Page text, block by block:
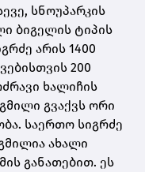
სნოუპარკის
ბიგელის ტიპის
არის 1400
200
ხალიჩის
გვაქვს ორი
საერთო სიგრძე
ახალი
განათებით. ეს